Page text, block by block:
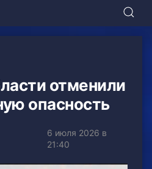
отменили
опасность
6 июля 2026 в
21:40